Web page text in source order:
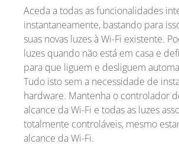
Aceda a todas as funcionalidades
instantaneamente, bastando para
suas novas luzes à Wi-Fi existente.
luzes quando não está em casa e
para que liguem e desliguem
Tudo isto sem a necessidade de
hardware. Mantenha o controlador
alcance da Wi-Fi e todas as luzes
totalmente controláveis, mesmo
alcance da Wi-Fi.